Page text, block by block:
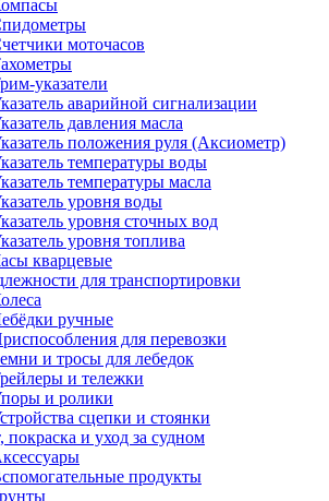
моточасов
указатели
аварийной сигнализации
давления масла
положения руля (Аксиометр)
температуры воды
температуры масла
уровня воды
уровня сточных вод
уровня топлива
кварцевые
для транспортировки
ручные
для перевозки
и тросы для лебедок
и тележки
и ролики
сцепки и стоянки
покраска и уход за судном
продукты